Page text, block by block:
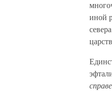
иной